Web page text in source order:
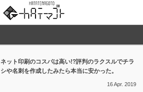
ネット印刷のコスパは高い!?評判のラクスルでチラ
シや名刺を作成したみたら本当に安かった。
16Apr. 2019